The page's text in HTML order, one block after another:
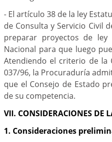
- El artículo 38 de la ley
de Consulta y Servicio Civil
preparar proyectos de
Nacional para que luego
Atendiendo el criterio de la
037/96, la Procuraduría
que el Consejo de Estado
de su competencia.
VII. CONSIDERACIONES DE
1. Consideraciones